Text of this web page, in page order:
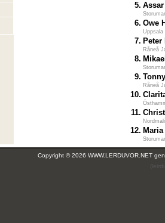
5.
6. Owe
7.
Råneå
8.
9.
Råneå
10.
11.
12.
Copyright © 2026 WWW.LERDUVOR.NET